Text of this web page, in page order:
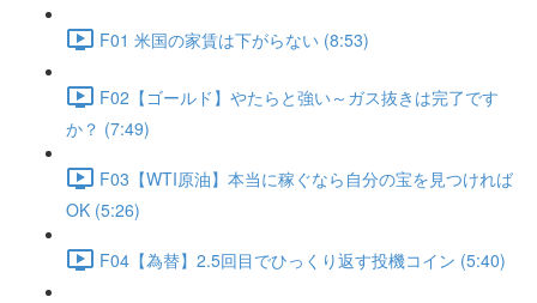
F01 米国の家賃は下がらない (8:53)
F02【ゴールド】やたらと強い～ガス抜きは完了です
か？ (7:49)
F03【WTI原油】本当に稼ぐなら自分の宝を見つければ
OK (5:26)
F04【為替】2.5回目でひっくり返す投機コイン (5:40)